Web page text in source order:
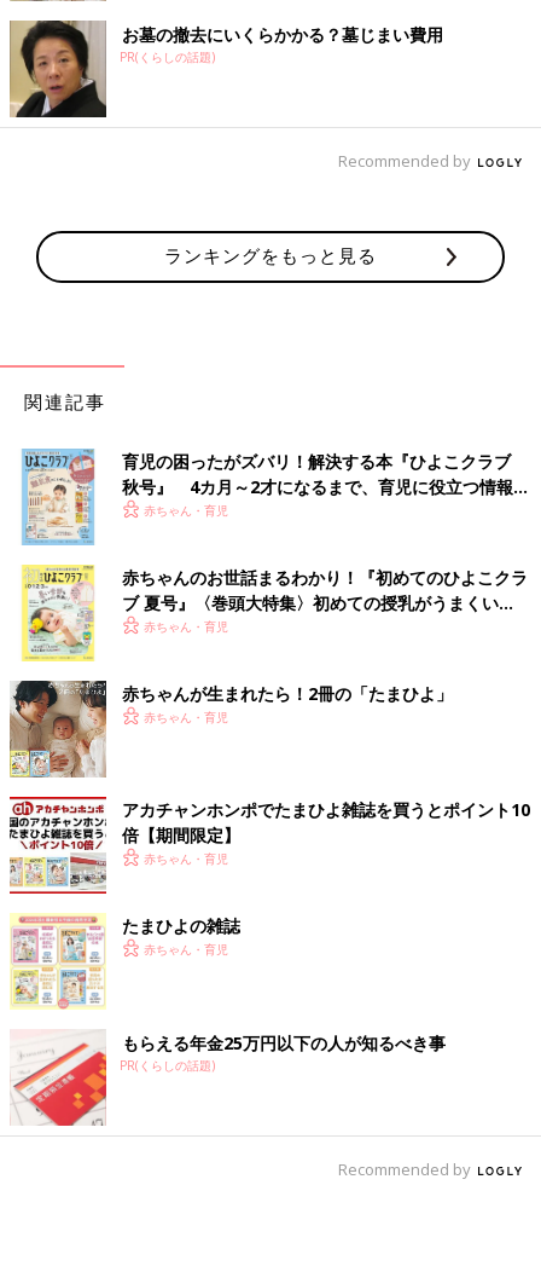
お墓の撤去にいくらかかる？墓じまい費用
PR(くらしの話題)
Recommended by
ランキングをもっと見る
関連記事
育児の困ったがズバリ！解決する本『ひよこクラブ
秋号』 4カ月～2才になるまで、育児に役立つ情報が
いっぱい！
赤ちゃん・育児
赤ちゃんのお世話まるわかり！『初めてのひよこクラ
ブ 夏号』〈巻頭大特集〉初めての授乳がうまくい
く！ おっぱい・ミルクの基本と夏のトラブル 解決テ
赤ちゃん・育児
赤ちゃんが生まれたら！2冊の「たまひよ」
赤ちゃん・育児
アカチャンホンポでたまひよ雑誌を買うとポイント10
倍【期間限定】
赤ちゃん・育児
たまひよの雑誌
赤ちゃん・育児
もらえる年金25万円以下の人が知るべき事
PR(くらしの話題)
Recommended by